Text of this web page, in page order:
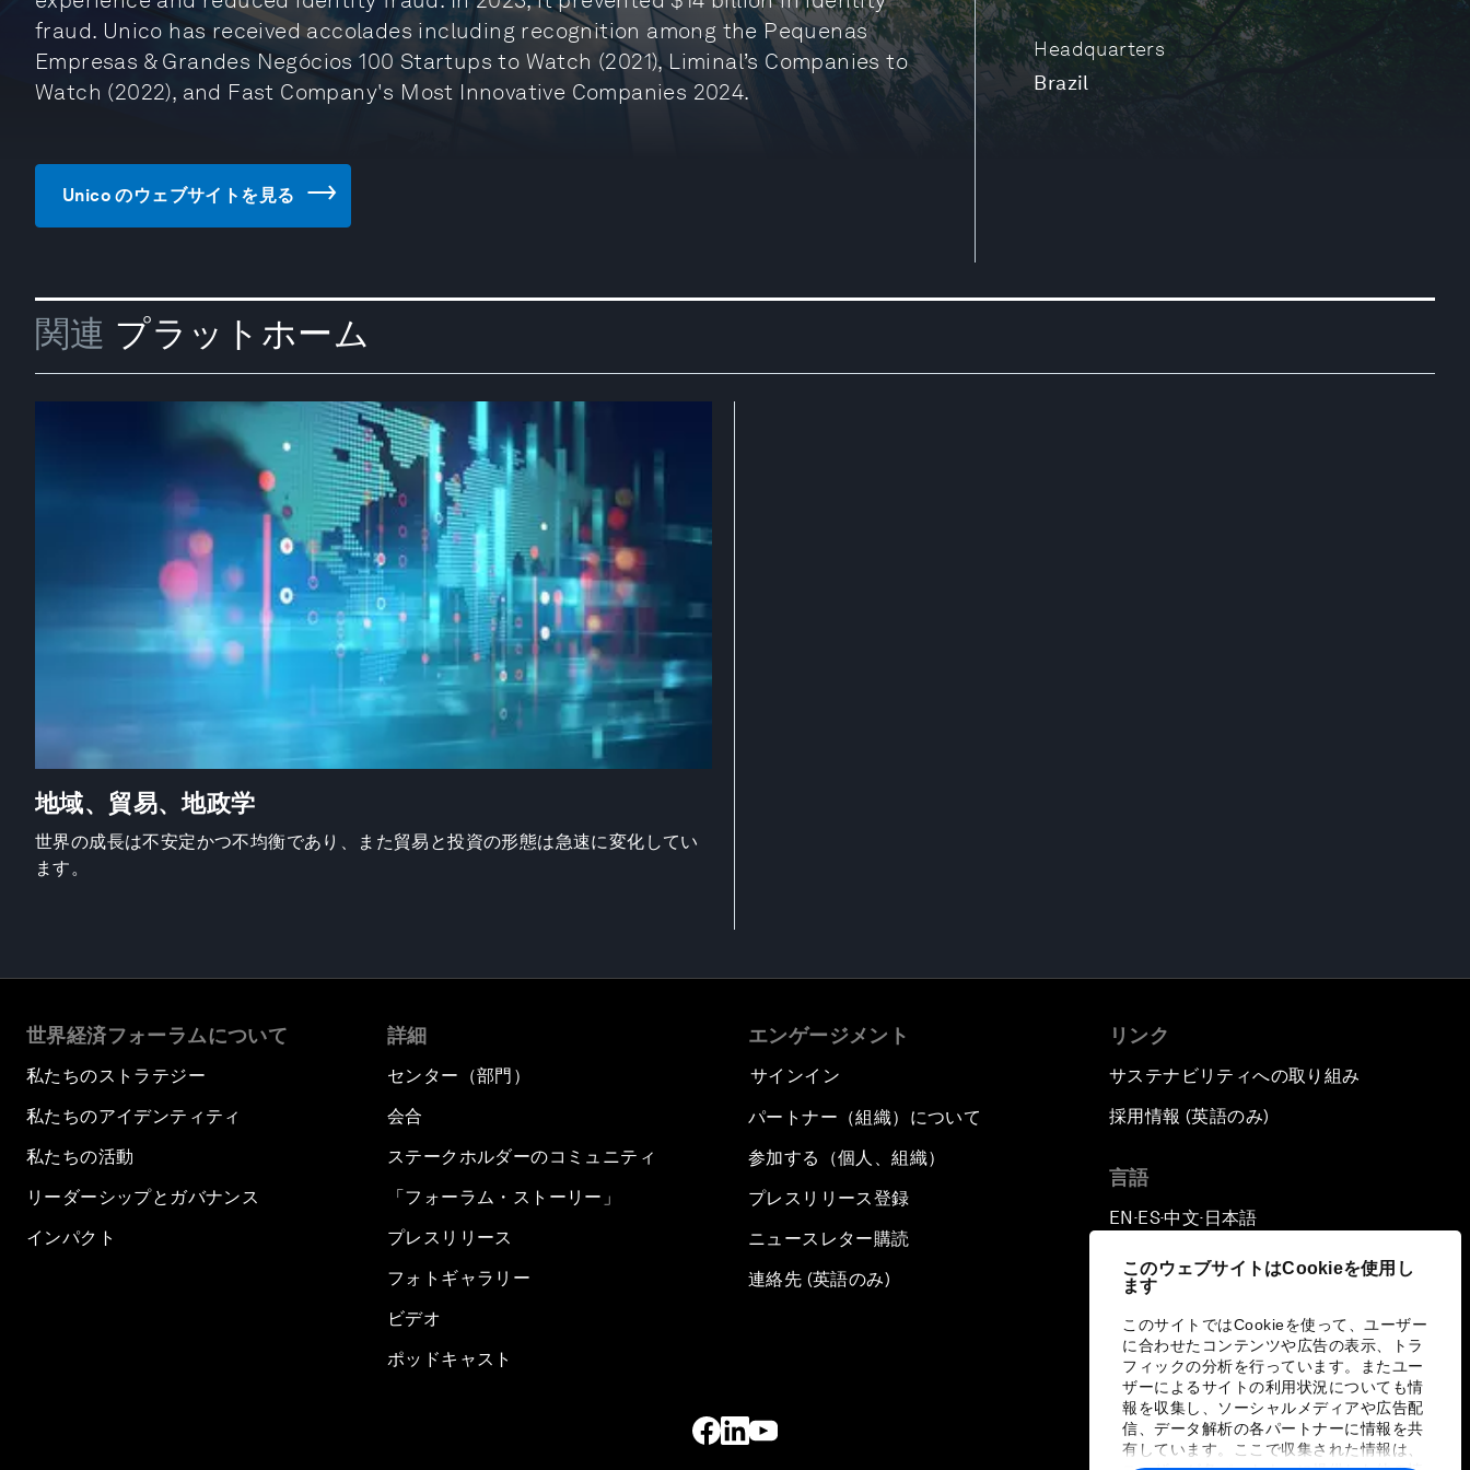
このウェブサイトはCookieを使用し
ます
このサイトではCookieを使って、ユーザー
に合わせたコンテンツや広告の表示、トラ
フィックの分析を行っています。またユー
ザーによるサイトの利用状況についても情
報を収集し、ソーシャルメディアや広告配
信、データ解析の各パートナーに情報を共
有しています。ここで収集された情報は、
Headquarters
Brazil
fraud. Unico has received accolades including recognition among the Pequenas
Empresas & Grandes Negócios 100 Startups to Watch (2021), Liminal’s Companies to
Watch (2022), and Fast Company's Most Innovative Companies 2024.
Unico のウェブサイトを見る
関連 プラットホーム
地域、貿易、地政学
世界の成長は不安定かつ不均衡であり、また貿易と投資の形態は急速に変化してい
ます。
世界経済フォーラムについて
私たちのストラテジー
私たちのアイデンティティ
私たちの活動
リーダーシップとガバナンス
インパクト
詳細
センター（部門）
会合
ステークホルダーのコミュニティ
「フォーラム・ストーリー」
プレスリリース
フォトギャラリー
ビデオ
ポッドキャスト
エンゲージメント
サインイン
パートナー（組織）について
参加する（個人、組織）
プレスリリース登録
ニュースレター購読
連絡先 (英語のみ)
リンク
サステナビリティへの取り組み
採用情報 (英語のみ)
言語
EN ▪ES▪中文▪ 日本語